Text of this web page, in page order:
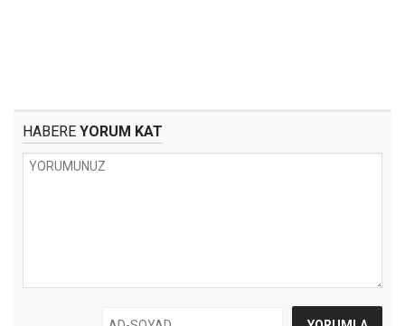
HABERE YORUM KAT